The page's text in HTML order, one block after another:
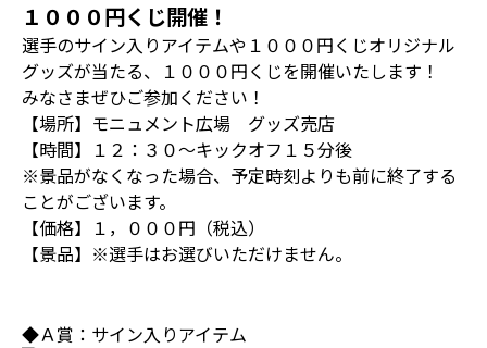
１０００円くじ開催！
選手のサイン入りアイテムや１０００円くじオリジナル
グッズが当たる、１０００円くじを開催いたします！
みなさまぜひご参加ください！
【場所】モニュメント広場 グッズ売店
【時間】１２：３０～キックオフ１５分後
※景品がなくなった場合、予定時刻よりも前に終了する
ことがございます。
【価格】１，０００円（税込）
【景品】※選手はお選びいただけません。
◆Ａ賞：サイン入りアイテム